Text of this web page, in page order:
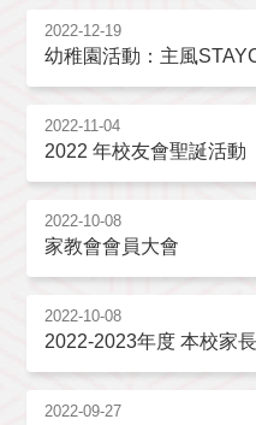
2022-12-19
幼稚園活動：主風
2022-11-04
2022 年校友會聖誕活動
2022-10-08
家教會會員大會
2022-10-08
2022-2023年度 本校家
2022-09-27